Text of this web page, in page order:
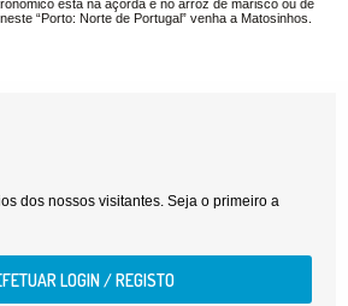
está na açorda e no arroz de marisco ou de
“Porto: Norte de Portugal” venha a Matosinhos.
dos nossos visitantes. Seja o primeiro a